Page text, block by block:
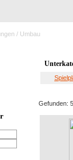
/ Umbau
Gefunden: